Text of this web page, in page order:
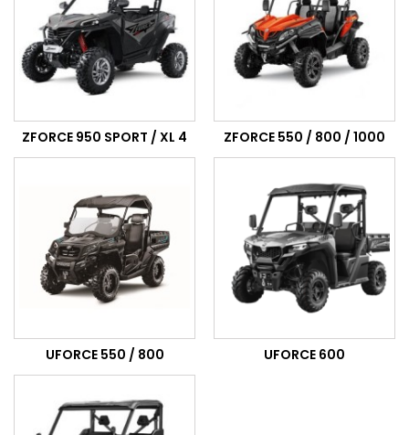
ZFORCE 950 SPORT / XL 4 ZFORCE 550 / 800 / 1000
UFORCE 550 / 800 UFORCE 600